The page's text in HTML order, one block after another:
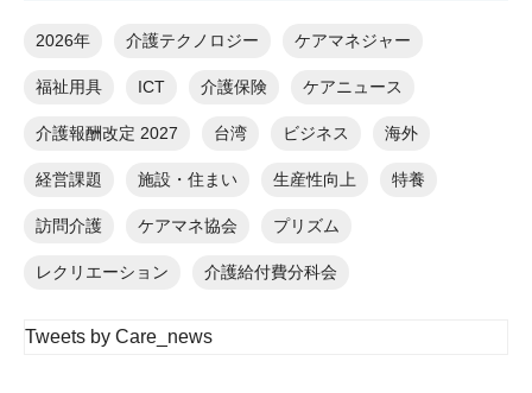
2026年 介護テクノロジー ケアマネジャー
福祉用具 ICT 介護保険 ケアニュース
介護報酬改定 2027 台湾 ビジネス 海外
経営課題 施設・住まい 生産性向上 特養
訪問介護 ケアマネ協会 プリズム
レクリエーション 介護給付費分科会
Tweets by Care_news